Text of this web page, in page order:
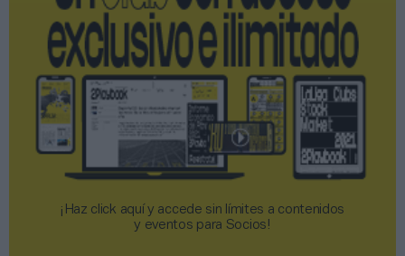
¡Haz click aquí y accede sin límites a contenidos
y eventos para Socios!​​​​​​​